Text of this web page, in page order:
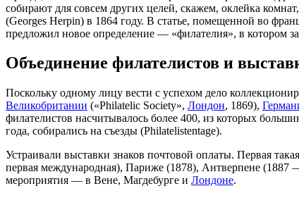
собирают для совсем других целей, скажем, оклейка
(Georges Herpin) в 1864 году. В статье, помещенной во
предложил новое определение — «филателия», в котором
Объединение филателистов и
Поскольку одному лицу вести с успехом дело
Великобритании («Philatelic Society», Лондон, 1869),
филателистов насчитывалось более 400, из которых
года, собирались на съезды (Philatelistentage).
Устраивали выставки знаков почтовой оплаты. Первая
первая международная), Париже (1878), Антверпене (1887
мероприятия — в ​​Вене, Магдебурге и Лондоне.